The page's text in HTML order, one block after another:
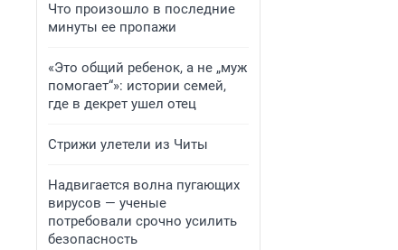
Что произошло в последние
минуты ее пропажи
«Это общий ребенок, а не „муж
помогает“»: истории семей,
где в декрет ушел отец
Стрижи улетели из Читы
Надвигается волна пугающих
вирусов — ученые
потребовали срочно усилить
безопасность